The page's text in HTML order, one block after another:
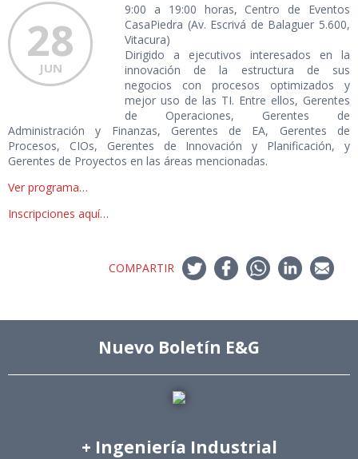
28
JUN
9:00 a 19:00 horas, Centro de Eventos
CasaPiedra (Av. Escrivá de Balaguer 5.600,
Vitacura)
Dirigido a ejecutivos interesados en la
innovación de la estructura de sus
negocios con procesos optimizados y
mejor uso de las TI. Entre ellos, Gerentes
de Operaciones, Gerentes de
Administración y Finanzas, Gerentes de EA, Gerentes de
Procesos, CIOs, Gerentes de Innovación y Planificación, y
Gerentes de Proyectos en las áreas mencionadas.
Ver programa…
Inscripciones aquí…
COMPARTIR
Nuevo Boletín E&G
+ Ingeniería Industrial